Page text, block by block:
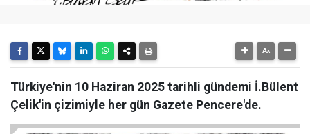
Türkiye'nin 10 Haziran 2025 tarihli gündemi İ.Bülent
Çelik'in çizimiyle her gün Gazete Pencere'de.